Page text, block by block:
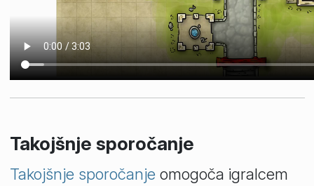
Takojšnje sporočanje
Takojšnje sporočanjeomogoča igralcem